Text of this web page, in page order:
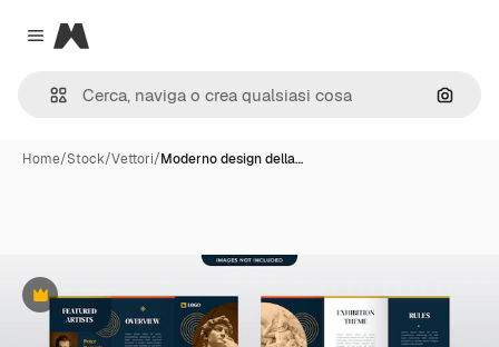
Close menu
Magnific
Cerca
Home/Stock/Vettori/Moderno design della…
Premium